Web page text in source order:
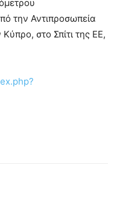
την Αντιπροσωπεία
στο Σπίτι της ΕΕ,